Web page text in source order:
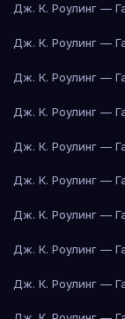
Дж. К. Роулинг —
Дж. К. Роулинг —
Дж. К. Роулинг —
Дж. К. Роулинг —
Дж. К. Роулинг —
Дж. К. Роулинг —
Дж. К. Роулинг —
Дж. К. Роулинг —
Дж. К. Роулинг —